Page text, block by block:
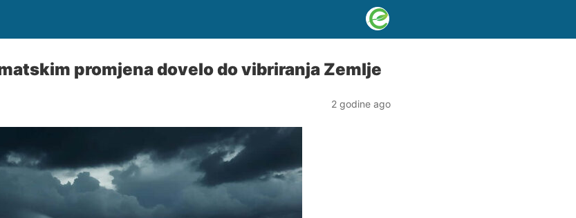
promjena dovelo do vibriranja Zemlje
2 godine ago